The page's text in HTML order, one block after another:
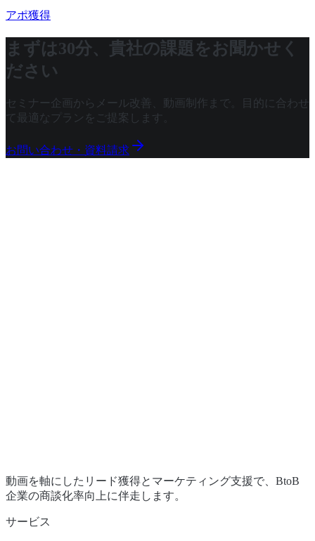
アポ獲得
まずは30分、貴社の課題をお聞かせく
ださい
セミナー企画からメール改善、動画制作まで。目的に合わせ
て最適なプランをご提案します。
お問い合わせ・資料請求
動画を軸にしたリード獲得とマーケティング支援で、BtoB
企業の商談化率向上に伴走します。
サービス